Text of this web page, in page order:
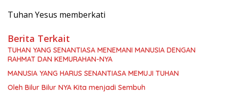
Tuhan Yesus memberkati
Berita Terkait
TUHAN YANG SENANTIASA MENEMANI MANUSIA DENGAN
RAHMAT DAN KEMURAHAN-NYA
MANUSIA YANG HARUS SENANTIASA MEMUJI TUHAN
Oleh Bilur Bilur NYA Kita menjadi Sembuh